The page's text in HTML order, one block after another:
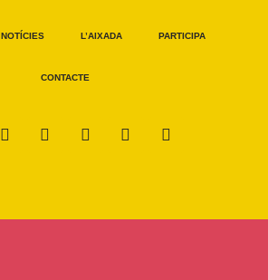
NOTÍCIES L’AIXADA PARTICIPA
CONTACTE